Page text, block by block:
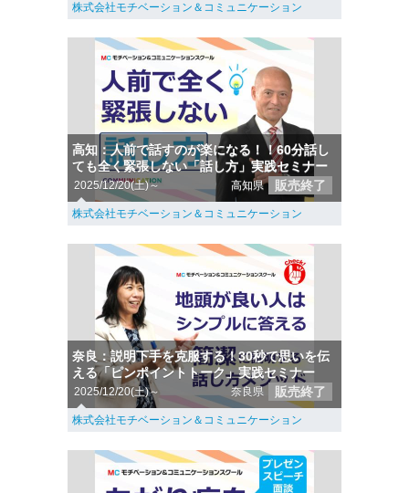
株式会社モチベーション＆コミュニケーション
高知：人前で話すのが楽になる！！60分話し
ても全く緊張しない「話し方」実践セミナー
2025/12/20(土)～ 高知県 販売終了
株式会社モチベーション＆コミュニケーション
奈良：説明下手を克服する！30秒で思いを伝
える「ピンポイントトーク」実践セミナー
2025/12/20(土)～ 奈良県 販売終了
株式会社モチベーション＆コミュニケーション